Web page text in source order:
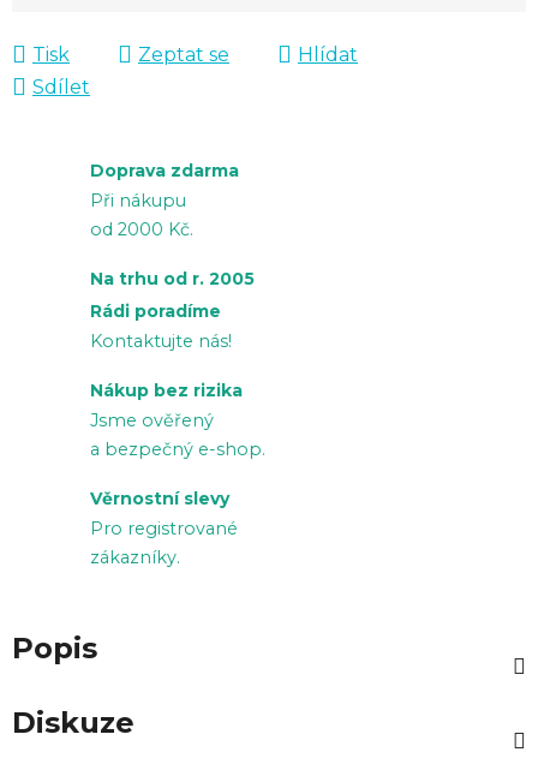
Tisk Zeptat se
Hlídat
Sdílet
Doprava zdarma
Při nákupu
od 2000 Kč.
Na trhu od r. 2005
Rádi poradíme
Kontaktujte nás!
Nákup bez rizika
Jsme ověřený
a bezpečný e-shop.
Věrnostní slevy
Pro registrované
zákazníky.
Popis
Diskuze